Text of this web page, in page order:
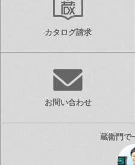
カタログ請求
お問い合わせ